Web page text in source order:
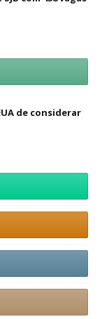
de considerar